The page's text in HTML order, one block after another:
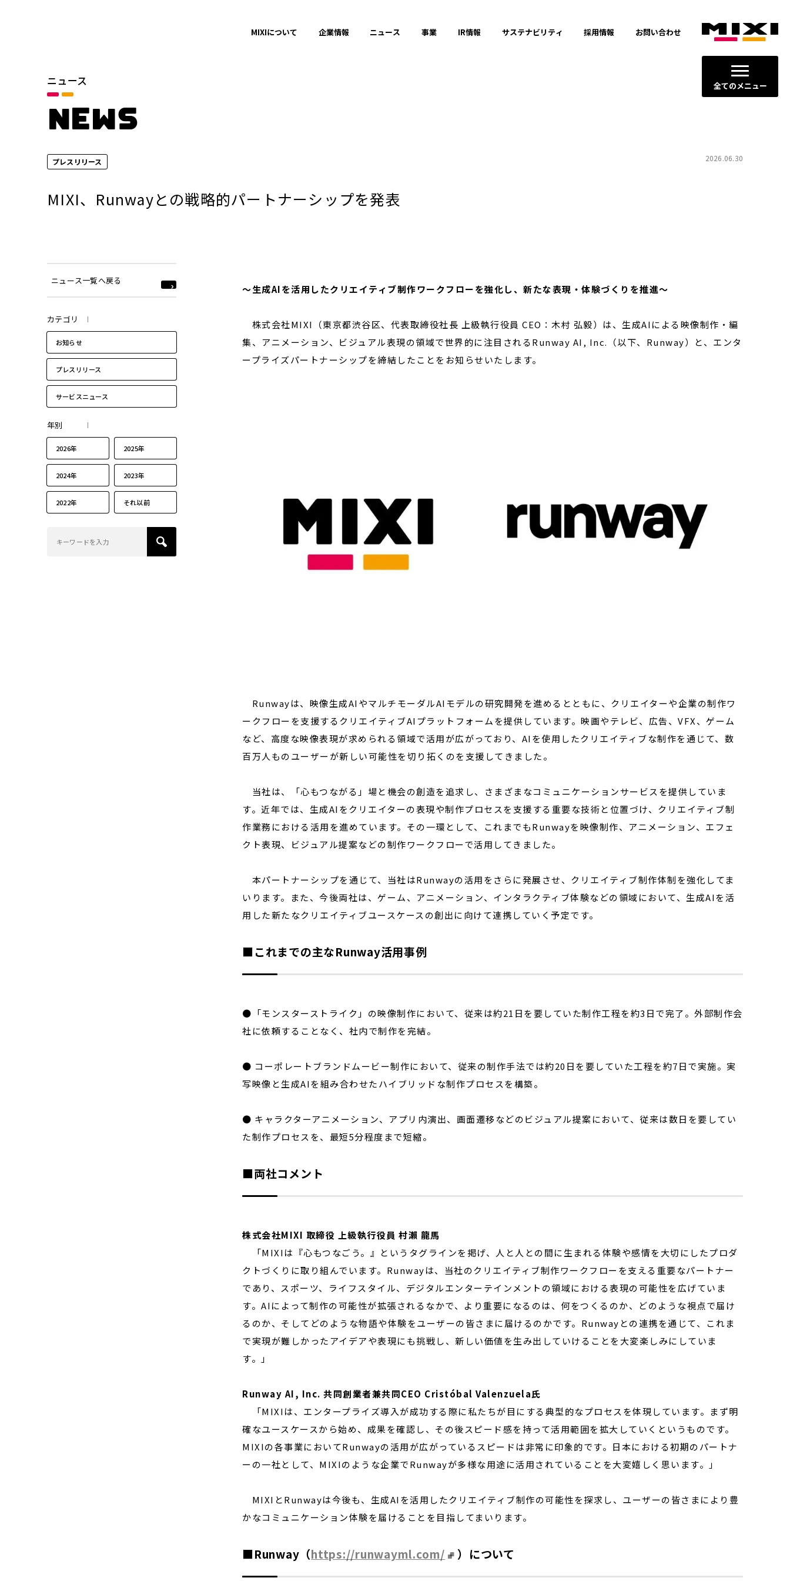
全てのメニュー
MIXIについて 企業情報 ニュース 事業 IR情報 サステナビリティ 採用情報 お問い合わせ
ニュース
NEWS
プレスリリース 2026.06.30
MIXI、Runwayとの戦略的パートナーシップを発表
ニュース一覧へ戻る
カテゴリ
お知らせ
プレスリリース
サービスニュース
年別
2026年 2025年
2024年 2023年
2022年 それ以前
〜生成AIを活用したクリエイティブ制作ワークフローを強化し、新たな表現・体験づくりを推進〜
株式会社MIXI（東京都渋谷区、代表取締役社長 上級執行役員 CEO：木村 弘毅）は、生成AIによる映像制作・編
集、アニメーション、ビジュアル表現の領域で世界的に注目されるRunway AI, Inc.（以下、Runway）と、エンタ
ープライズパートナーシップを締結したことをお知らせいたします。
Runwayは、映像生成AIやマルチモーダルAIモデルの研究開発を進めるとともに、クリエイターや企業の制作ワ
ークフローを支援するクリエイティブAIプラットフォームを提供しています。映画やテレビ、広告、VFX、ゲーム
など、高度な映像表現が求められる領域で活用が広がっており、AIを使用したクリエイティブな制作を通じて、数
百万人ものユーザーが新しい可能性を切り拓くのを支援してきました。
当社は、「心もつながる」場と機会の創造を追求し、さまざまなコミュニケーションサービスを提供していま
す。近年では、生成AIをクリエイターの表現や制作プロセスを支援する重要な技術と位置づけ、クリエイティブ制
作業務における活用を進めています。その一環として、これまでもRunwayを映像制作、アニメーション、エフェ
クト表現、ビジュアル提案などの制作ワークフローで活用してきました。
本パートナーシップを通じて、当社はRunwayの活用をさらに発展させ、クリエイティブ制作体制を強化してま
いります。また、今後両社は、ゲーム、アニメーション、インタラクティブ体験などの領域において、生成AIを活
用した新たなクリエイティブユースケースの創出に向けて連携していく予定です。
■これまでの主なRunway活用事例
●「モンスターストライク」の映像制作において、従来は約21日を要していた制作工程を約3日で完了。外部制作会
社に依頼することなく、社内で制作を完結。
● コーポレートブランドムービー制作において、従来の制作手法では約20日を要していた工程を約7日で実施。実
写映像と生成AIを組み合わせたハイブリッドな制作プロセスを構築。
● キャラクターアニメーション、アプリ内演出、画面遷移などのビジュアル提案において、従来は数日を要してい
た制作プロセスを、最短5分程度まで短縮。
■両社コメント
株式会社MIXI 取締役 上級執行役員 村瀨 龍馬
「MIXIは『心もつなごう。』というタグラインを掲げ、人と人との間に生まれる体験や感情を大切にしたプロダ
クトづくりに取り組んでいます。Runwayは、当社のクリエイティブ制作ワークフローを支える重要なパートナー
であり、スポーツ、ライフスタイル、デジタルエンターテインメントの領域における表現の可能性を広げていま
す。AIによって制作の可能性が拡張されるなかで、より重要になるのは、何をつくるのか、どのような視点で届け
るのか、そしてどのような物語や体験をユーザーの皆さまに届けるのかです。Runwayとの連携を通じて、これま
で実現が難しかったアイデアや表現にも挑戦し、新しい価値を生み出していけることを大変楽しみにしていま
す。」
Runway AI, Inc. 共同創業者兼共同CEO Cristóbal Valenzuela氏
「MIXIは、エンタープライズ導入が成功する際に私たちが目にする典型的なプロセスを体現しています。まず明
確なユースケースから始め、成果を確認し、その後スピード感を持って活用範囲を拡大していくというものです。
MIXIの各事業においてRunwayの活用が広がっているスピードは非常に印象的です。日本における初期のパートナ
ーの一社として、MIXIのような企業でRunwayが多様な用途に活用されていることを大変嬉しく思います。」
MIXIとRunwayは今後も、生成AIを活用したクリエイティブ制作の可能性を探求し、ユーザーの皆さまにより豊
かなコミュニケーション体験を届けることを目指してまいります。
■Runway（https://runwayml.com/ ）について
カテゴリ
サービスニュース